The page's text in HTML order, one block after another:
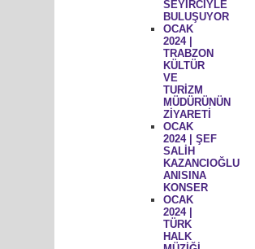
SEYİRCİYLE
BULUŞUYOR
OCAK
2024 |
TRABZON
KÜLTÜR
VE
TURİZM
MÜDÜRÜNÜN
ZİYARETİ
OCAK
2024 | ŞEF
SALİH
KAZANCIOĞLU
ANISINA
KONSER
OCAK
2024 |
TÜRK
HALK